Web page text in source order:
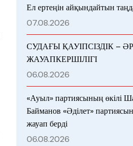
Ел ертеңін айқындайтын
07.08.2026
СУДАҒЫ ҚАУІПСІЗДІК –
ЖАУАПКЕРШІЛІГІ
06.08.2026
«Ауыл» партиясының өкілі
Байманов «Әділет»
жауап берді
06.08.2026